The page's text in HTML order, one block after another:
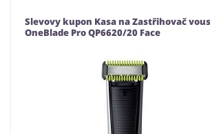
Slevovy kupon Kasa na Zastřihovač
OneBlade Pro QP6620/20 Face